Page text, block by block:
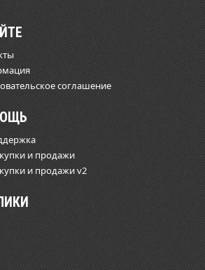
соглашение
и продажи
и продажи v2